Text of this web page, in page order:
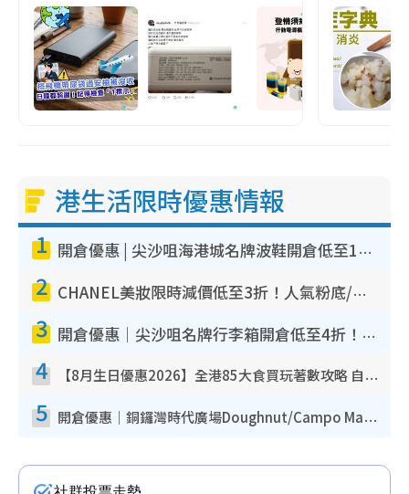
港生活限時優惠情報
1 開倉優惠 | 尖沙咀海港城名牌波鞋開倉低至1折！On鞋$899起／Joy&Peace鞋履$98起
2 CHANEL美妝限時減價低至3折！人氣粉底/唇膏/精華液低至$275！COCO香水都有平
3 開倉優惠｜尖沙咀名牌行李箱開倉低至4折！一連5日 American Tourister/ace./Hallmark $200起！
4 【8月生日優惠2026】全港85大食買玩著數攻略 自助餐/火鍋放題同行免費＋誠品/DONKI送現金券
5 開倉優惠｜銅鑼灣時代廣場Doughnut/Campo Marzio開倉低至1折！背囊、書包、手袋劈價$200起